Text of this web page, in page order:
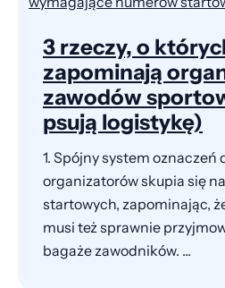
3 rzeczy, o
zapominają
zawodów
psują logistykę)
1. Spójny system
organizatorów skupia się
startowych, zapominając,
musi też sprawnie
bagaże zawodników. ...